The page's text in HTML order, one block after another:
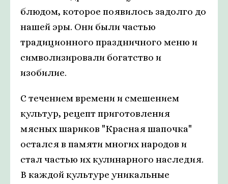
блюдом, которое появилось задолго до
нашей эры. Они были частью
традиционного праздничного меню и
символизировали богатство и
изобилие.
С течением времени и смешением
культур, рецепт приготовления
мясных шариков "Красная шапочка"
остался в памяти многих народов и
стал частью их кулинарного наследия.
В каждой культуре уникальные